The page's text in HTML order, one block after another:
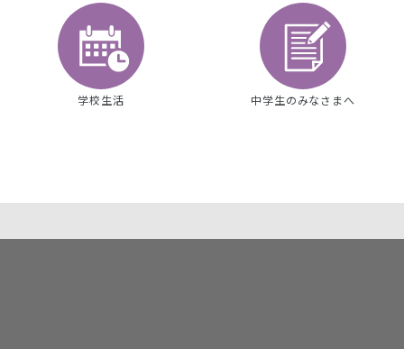
学校生活 中学生のみなさまへ